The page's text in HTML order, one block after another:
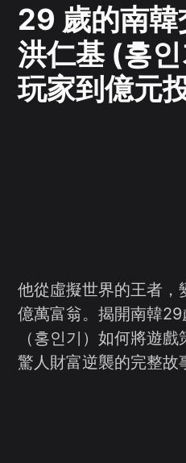
29 歲的南
洪仁基 (홍
玩家到億元
他從虛擬世界的王者，
億萬富翁。揭開南韓
（홍인기）如何將遊
驚人財富逆襲的完整故